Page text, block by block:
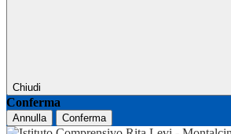
Chiudi
Conferma
Annulla Conferma